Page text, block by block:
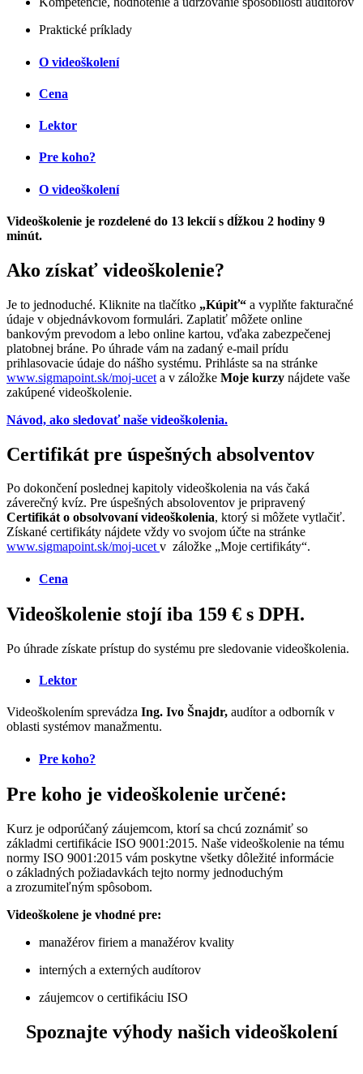
Praktické príklady
O videoškolení
Cena
Lektor
Pre koho?
O videoškolení
Videoškolenie je rozdelené do 13 lekcií s dĺžkou 2 hodiny 9
minút.
Ako získať videoškolenie?
Je to jednoduché. Kliknite na tlačítko „Kúpiť“ a vyplňte fakturačné
údaje v objednávkovom formulári. Zaplatiť môžete online
bankovým prevodom a lebo online kartou, vďaka zabezpečenej
platobnej bráne. Po úhrade vám na zadaný e-mail prídu
prihlasovacie údaje do nášho systému. Prihláste sa na stránke
www.sigmapoint.sk/moj-ucet a v záložke Moje kurzy nájdete vaše
zakúpené videoškolenie.
Návod, ako sledovať naše videoškolenia.
Certifikát pre úspešných absolventov
Po dokončení poslednej kapitoly videoškolenia na vás čaká
záverečný kvíz. Pre úspešných absoloventov je pripravený
Certifikát o obsolvovaní videoškolenia, ktorý si môžete vytlačiť.
Získané certifikáty nájdete vždy vo svojom účte na stránke
www.sigmapoint.sk/moj-ucetv záložke „Moje certifikáty“.
Cena
Videoškolenie stojí iba 159 € s DPH.
Po úhrade získate prístup do systému pre sledovanie videoškolenia.
Lektor
Videoškolením sprevádza Ing. Ivo Šnajdr, audítor a odborník v
oblasti systémov manažmentu.
Pre koho?
Pre koho je videoškolenie určené:
Kurz je odporúčaný záujemcom, ktorí sa chcú zoznámiť so
základmi certifikácie ISO 9001:2015. Naše videoškolenie na tému
normy ISO 9001:2015 vám poskytne všetky dôležité informácie
o základných požiadavkách tejto normy jednoduchým
a zrozumiteľným spôsobom.
Videoškolene je vhodné pre:
manažérov firiem a manažérov kvality
interných a externých audítorov
záujemcov o certifikáciu ISO
Spoznajte výhody našich videoškolení